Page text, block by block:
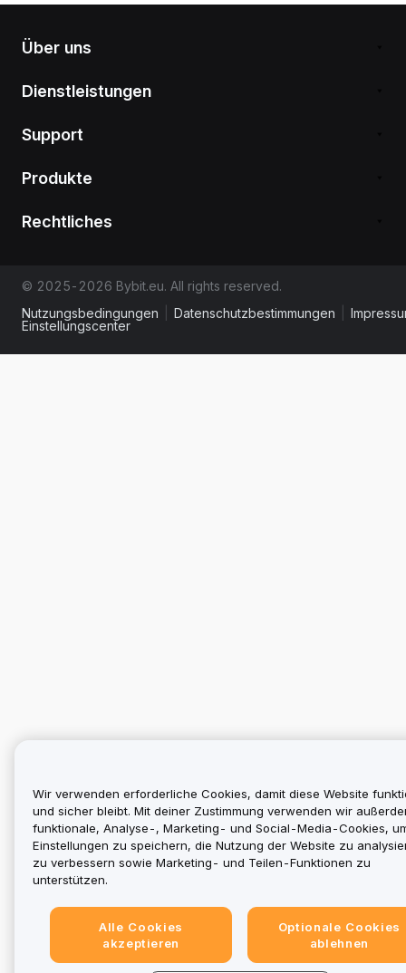
Über uns
Dienstleistungen
Support
Produkte
Rechtliches
© 2025-2026 Bybit.eu. All rights reserved.
Nutzungsbedingungen
Datenschutzbestimmungen
Einstellungscenter
Wir verwenden erforderliche Cookies, damit diese Website
und sicher bleibt. Mit deiner Zustimmung verwenden wir
funktionale, Analyse-, Marketing- und Social-Media-Cookies,
Einstellungen zu speichern, die Nutzung der Website zu
zu verbessern sowie Marketing- und Teilen-Funktionen zu
unterstützen.
Alle Cookies
akzeptieren
Optionale Cookies
ablehnen